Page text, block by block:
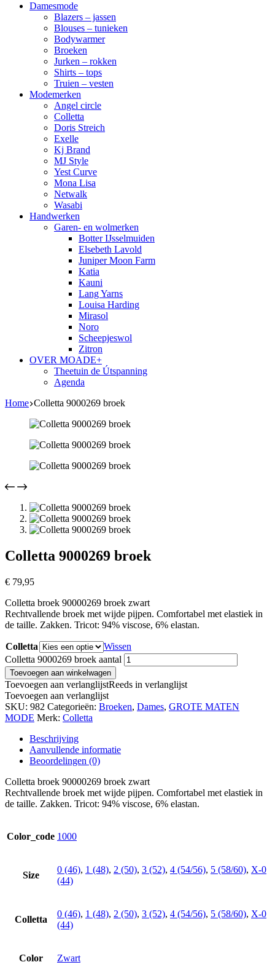
Damesmode
Blazers – jassen
Blouses – tunieken
Bodywarmer
Broeken
Jurken – rokken
Shirts – tops
Truien – vesten
Modemerken
Angel circle
Colletta
Doris Streich
Exelle
Kj Brand
MJ Style
Yest Curve
Mona Lisa
Netwalk
Wasabi
Handwerken
Garen- en wolmerken
Botter IJsselmuiden
Elsebeth Lavold
Juniper Moon Farm
Katia
Kauni
Lang Yarns
Louisa Harding
Mirasol
Noro
Scheepjeswol
Zitron
OVER MOADE+
Theetuin de Útspanning
Agenda
Home Colletta 9000269 broek
Colletta 9000269 broek
€ 79,95
Colletta broek 90000269 broek zwart
Rechtvallende broek met wijde pijpen. Comfortabel met elastiek in
de taille. Zakken. Tricot: 94% viscose, 6% elastan.
Colletta
Wissen
Colletta 9000269 broek aantal
Toevoegen aan winkelwagen
Toevoegen aan verlanglijstReeds in verlanglijst
Toevoegen aan verlanglijst
SKU: 982 Categorieën: Broeken, Dames, GROTE MATEN
MODE Merk: Colletta
Beschrijving
Aanvullende informatie
Beoordelingen (0)
Colletta broek 90000269 broek zwart
Rechtvallende broek met wijde pijpen. Comfortabel met elastiek in
de taille. Zakken. Tricot: 94% viscose, 6% elastan.
Color_code 1000
Size
0 (46), 1 (48), 2 (50), 3 (52), 4 (54/56), 5 (58/60), X-0
(44)
Colletta
0 (46), 1 (48), 2 (50), 3 (52), 4 (54/56), 5 (58/60), X-0
(44)
Color Zwart